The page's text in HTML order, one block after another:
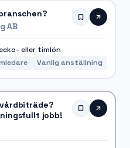
AB
eller timlön
Vanlig anställning
jobb!